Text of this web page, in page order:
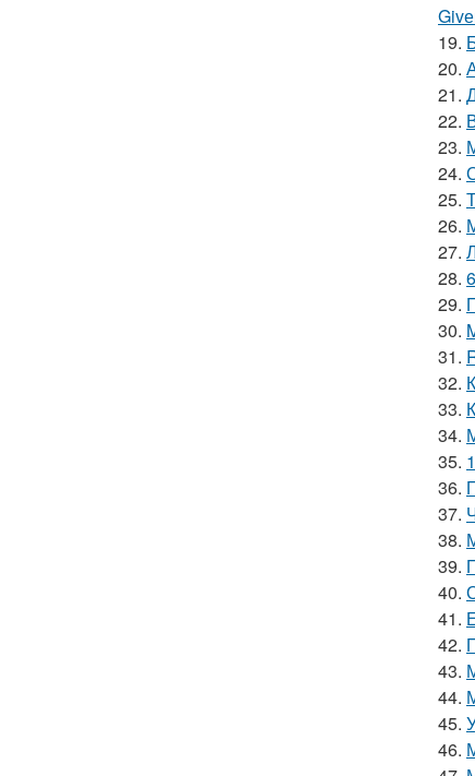
19.
20.
21.
22.
23.
24.
25.
26.
27.
28.
29.
30.
31.
32.
33.
34.
35.
36.
37.
38.
39.
40.
41.
42.
43.
44.
45.
46.